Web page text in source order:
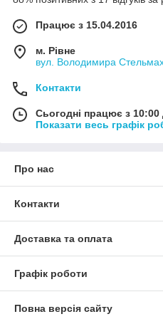
Працює з 15.04.2016
м. Рівне
вул. Володимира
Контакти
Сьогодні працює з 10:00
Показати весь графік
Про нас
Контакти
Доставка та оплата
Графік роботи
Повна версія сайту